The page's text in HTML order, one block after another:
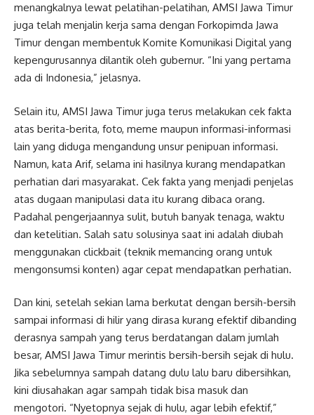
menangkalnya lewat pelatihan-pelatihan, AMSI Jawa Timur
juga telah menjalin kerja sama dengan Forkopimda Jawa
Timur dengan membentuk Komite Komunikasi Digital yang
kepengurusannya dilantik oleh gubernur. “Ini yang pertama
ada di Indonesia,” jelasnya.
Selain itu, AMSI Jawa Timur juga terus melakukan cek fakta
atas berita-berita, foto, meme maupun informasi-informasi
lain yang diduga mengandung unsur penipuan informasi.
Namun, kata Arif, selama ini hasilnya kurang mendapatkan
perhatian dari masyarakat. Cek fakta yang menjadi penjelas
atas dugaan manipulasi data itu kurang dibaca orang.
Padahal pengerjaannya sulit, butuh banyak tenaga, waktu
dan ketelitian. Salah satu solusinya saat ini adalah diubah
menggunakan clickbait (teknik memancing orang untuk
mengonsumsi konten) agar cepat mendapatkan perhatian.
Dan kini, setelah sekian lama berkutat dengan bersih-bersih
sampai informasi di hilir yang dirasa kurang efektif dibanding
derasnya sampah yang terus berdatangan dalam jumlah
besar, AMSI Jawa Timur merintis bersih-bersih sejak di hulu.
Jika sebelumnya sampah datang dulu lalu baru dibersihkan,
kini diusahakan agar sampah tidak bisa masuk dan
mengotori. “Nyetopnya sejak di hulu, agar lebih efektif,”